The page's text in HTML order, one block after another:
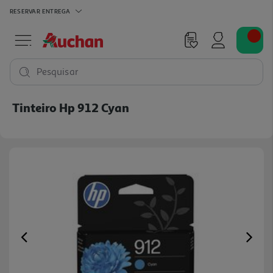
RESERVAR ENTREGA
Pesquisar
Tinteiro Hp 912 Cyan
Previous